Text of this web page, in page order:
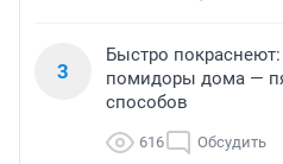
3
Быстро
помидоры дома —
способов
616 Обсудить